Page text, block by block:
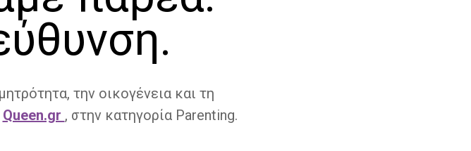
την οικογένεια και τη
Queen.gr , στην κατηγορία Parenting.